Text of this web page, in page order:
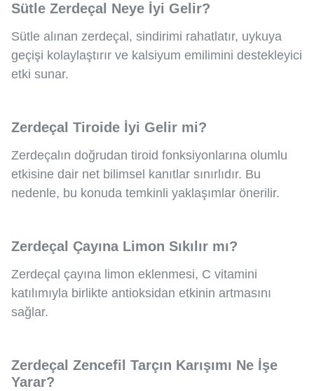
Sütle Zerdeçal Neye İyi Gelir?
Sütle alınan zerdeçal, sindirimi rahatlatır, uykuya
geçişi kolaylaştırır ve kalsiyum emilimini destekleyici
etki sunar.
Zerdeçal Tiroide İyi Gelir mi?
Zerdeçalın doğrudan tiroid fonksiyonlarına olumlu
etkisine dair net bilimsel kanıtlar sınırlıdır. Bu
nedenle, bu konuda temkinli yaklaşımlar önerilir.
Zerdeçal Çayına Limon Sıkılır mı?
Zerdeçal çayına limon eklenmesi, C vitamini
katılımıyla birlikte antioksidan etkinin artmasını
sağlar.
Zerdeçal Zencefil Tarçın Karışımı Ne İşe
Yarar?